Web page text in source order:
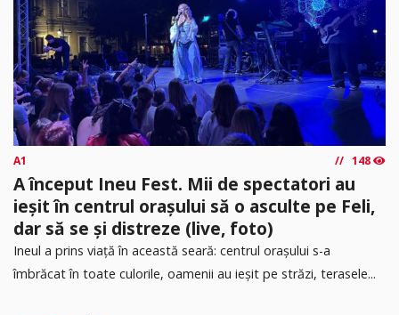
A1 148
A început Ineu Fest. Mii de spectatori au
ieșit în centrul orașului să o asculte pe Feli,
dar să se și distreze (live, foto)
Ineul a prins viață în această seară: centrul orașului s-a
îmbrăcat în toate culorile, oamenii au ieșit pe străzi, terasele...